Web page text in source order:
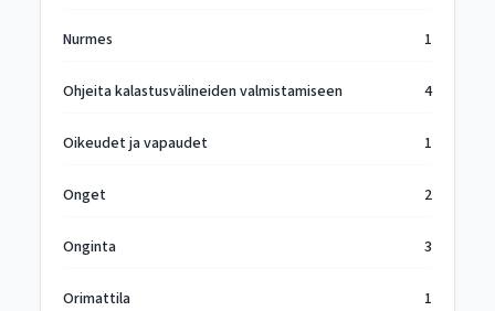
Nurmes 1
Ohjeita kalastusvälineiden valmistamiseen 4
Oikeudet ja vapaudet 1
Onget 2
Onginta 3
Orimattila 1